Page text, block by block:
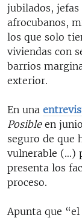
jubilados, jefas
afrocubanos,
los que solo
viviendas con
barrios
exterior.
En una
Posibleen
seguro de que
vulnerable (…)
presenta los
proceso.
Apunta que